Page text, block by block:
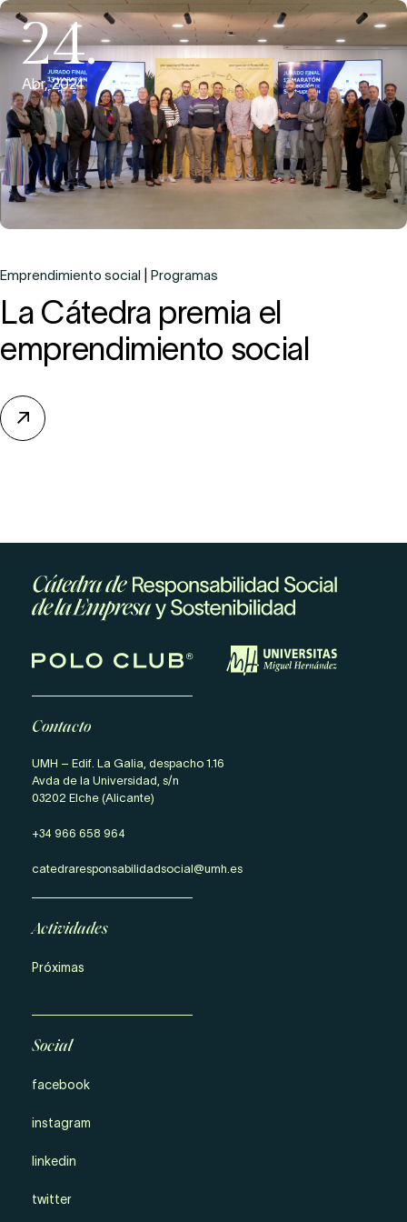
24.
Abr, 2024
Emprendimiento social Programas
La Cátedra premia el
emprendimiento social
Contacto
UMH – Edif. La Galia, despacho 1.16
Avda de la Universidad, s/n
03202 Elche (Alicante)
+34 966 658 964
catedraresponsabilidadsocial@umh.es
Actividades
Próximas
Social
facebook
instagram
linkedin
twitter